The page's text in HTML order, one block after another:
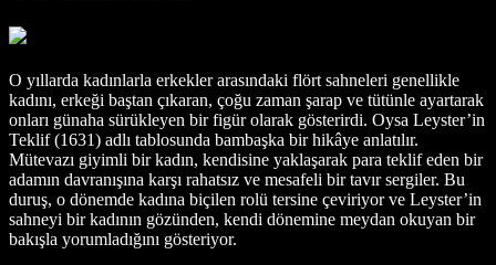
O yıllarda kadınlarla erkekler arasındaki flört sahneleri genellikle
kadını, erkeği baştan çıkaran, çoğu zaman şarap ve tütünle ayartarak
onları günaha sürükleyen bir figür olarak gösterirdi. Oysa Leyster’in
Teklif (1631) adlı tablosunda bambaşka bir hikâye anlatılır.
Mütevazı giyimli bir kadın, kendisine yaklaşarak para teklif eden bir
adamın davranışına karşı rahatsız ve mesafeli bir tavır sergiler. Bu
duruş, o dönemde kadına biçilen rolü tersine çeviriyor ve Leyster’in
sahneyi bir kadının gözünden, kendi dönemine meydan okuyan bir
bakışla yorumladığını gösteriyor.